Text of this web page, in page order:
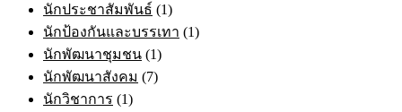
นักประชาสัมพันธ์ (1)
นักป้องกันและบรรเทา (1)
นักพัฒนาชุมชน (1)
นักพัฒนาสังคม (7)
นักวิชาการ (1)